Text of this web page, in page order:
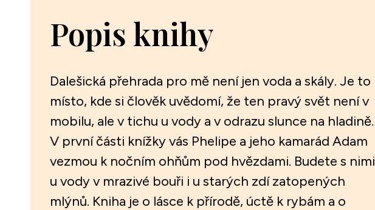
Popis knihy
Dalešická přehrada pro mě není jen voda a skály. Je to
místo, kde si člověk uvědomí, že ten pravý svět není v
mobilu, ale v tichu u vody a v odrazu slunce na hladině.
V první části knížky vás Phelipe a jeho kamarád Adam
vezmou k nočním ohňům pod hvězdami. Budete s nimi
u vody v mrazivé bouři i u starých zdí zatopených
mlýnů. Kniha je o lásce k přírodě, úctě k rybám a o